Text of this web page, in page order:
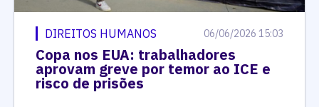
DIREITOS HUMANOS 06/06/2026 15:03
Copa nos EUA: trabalhadores
aprovam greve por temor ao ICE e
risco de prisões